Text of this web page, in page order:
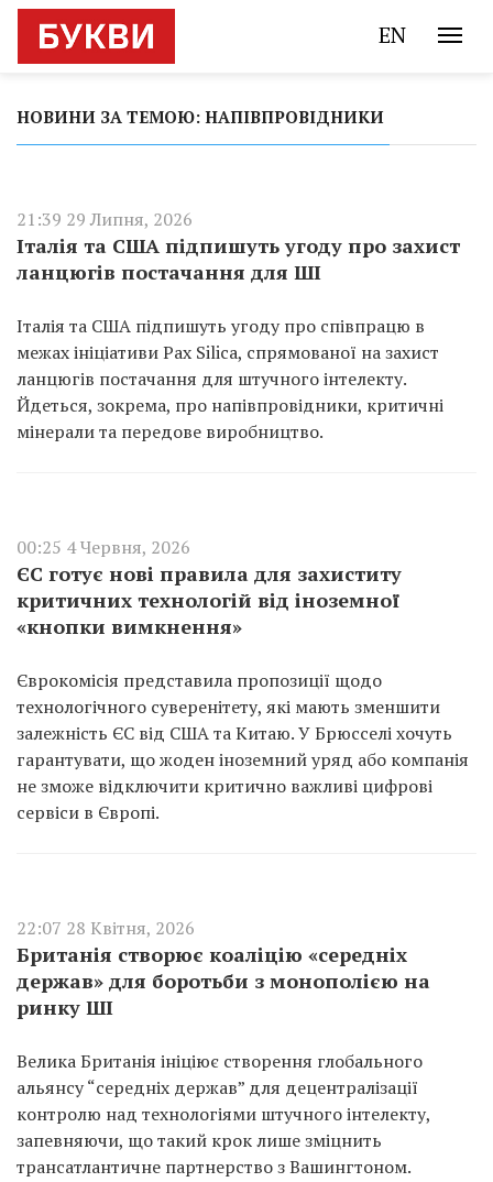
EN
НОВИНИ ЗА ТЕМОЮ: НАПІВПРОВІДНИКИ
21:39 29 Липня, 2026
Італія та США підпишуть угоду про захист
ланцюгів постачання для ШІ
Італія та США підпишуть угоду про співпрацю в
межах ініціативи Pax Silica, спрямованої на захист
ланцюгів постачання для штучного інтелекту.
Йдеться, зокрема, про напівпровідники, критичні
мінерали та передове виробництво.
00:25 4 Червня, 2026
ЄС готує нові правила для захиститу
критичних технологій від іноземної
«кнопки вимкнення»
Єврокомісія представила пропозиції щодо
технологічного суверенітету, які мають зменшити
залежність ЄС від США та Китаю. У Брюсселі хочуть
гарантувати, що жоден іноземний уряд або компанія
не зможе відключити критично важливі цифрові
сервіси в Європі.
22:07 28 Квітня, 2026
Британія створює коаліцію «середніх
держав» для боротьби з монополією на
ринку ШІ
Велика Британія ініціює створення глобального
альянсу “середніх держав” для децентралізації
контролю над технологіями штучного інтелекту,
запевняючи, що такий крок лише зміцнить
трансатлантичне партнерство з Вашингтоном.